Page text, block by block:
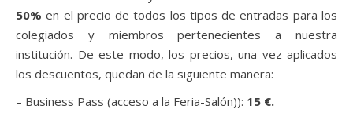
50% en el precio de todos los tipos de entradas para los
colegiados y miembros pertenecientes a nuestra
institución. De este modo, los precios, una vez aplicados
los descuentos, quedan de la siguiente manera:
– Business Pass (acceso a la Feria-Salón)): 15 €.